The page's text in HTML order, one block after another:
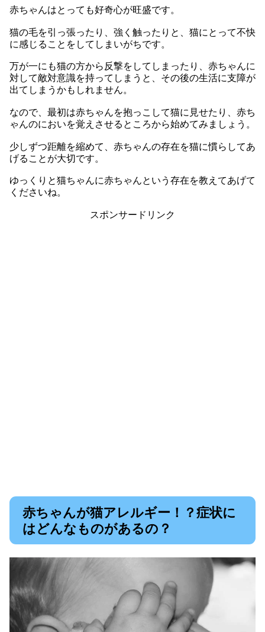
赤ちゃんはとっても好奇心が旺盛です。
猫の毛を引っ張ったり、強く触ったりと、猫にとって不快
に感じることをしてしまいがちです。
万が一にも猫の方から反撃をしてしまったり、赤ちゃんに
対して敵対意識を持ってしまうと、その後の生活に支障が
出てしまうかもしれません。
なので、最初は赤ちゃんを抱っこして猫に見せたり、赤ち
ゃんのにおいを覚えさせるところから始めてみましょう。
少しずつ距離を縮めて、赤ちゃんの存在を猫に慣らしてあ
げることが大切です。
ゆっくりと猫ちゃんに赤ちゃんという存在を教えてあげて
くださいね。
スポンサードリンク
赤ちゃんが猫アレルギー！？症状に
はどんなものがあるの？